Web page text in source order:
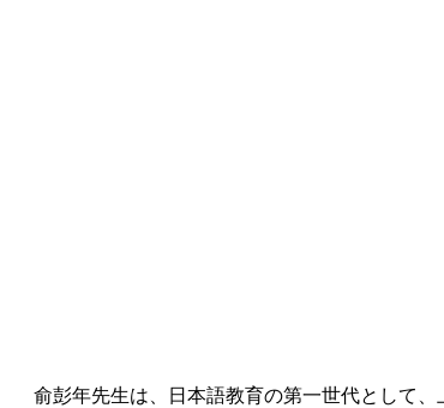
俞彭年先生は、日本語教育の第一世代として